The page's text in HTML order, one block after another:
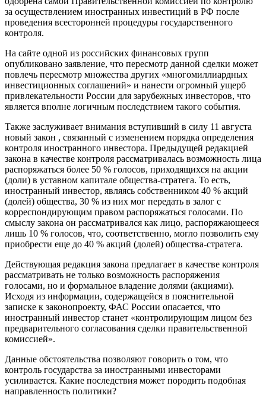
за осуществлением иностранных инвестиций в РФ после
проведения всесторонней процедуры государственного
контроля.
На сайте одной из российских финансовых групп
опубликовано заявление, что пересмотр данной сделки может
повлечь пересмотр множества других «многомиллиардных
инвестиционных соглашений» и нанести огромный ущерб
привлекательности России для зарубежных инвесторов, что
является вполне логичным последствием такого события.
Также заслуживает внимания вступивший в силу 11 августа
новый закон , связанный с изменением порядка определения
контроля иностранного инвестора. Предыдущей редакцией
закона в качестве контроля рассматривалась возможность лица
распоряжаться более 50 % голосов, приходящихся на акции
(доли) в уставном капитале общества-стратега. То есть,
иностранный инвестор, являясь собственником 40 % акций
(долей) общества, 30 % из них мог передать в залог с
корреспондирующим правом распоряжаться голосами. По
смыслу закона он рассматривался как лицо, распоряжающееся
лишь 10 % голосов, что, соответственно, могло позволить ему
приобрести еще до 40 % акций (долей) общества-стратега.
Действующая редакция закона предлагает в качестве контроля
рассматривать не только возможность распоряжения
голосами, но и формальное владение долями (акциями).
Исходя из информации, содержащейся в пояснительной
записке к законопроекту, ФАС России опасается, что
иностранный инвестор станет «контролирующим лицом без
предварительного согласования сделки правительственной
комиссией».
Данные обстоятельства позволяют говорить о том, что
контроль государства за иностранными инвесторами
усиливается. Какие последствия может породить подобная
направленность политики?